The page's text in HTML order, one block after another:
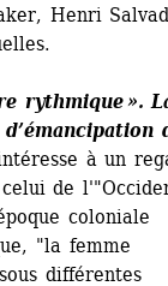
Henri
rythmique ».
à un
de
coloniale
"la femme
différentes